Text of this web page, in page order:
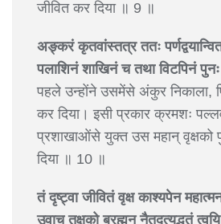
जीवित कर दिया ॥ 9 ॥
अङ्करं कृतवांस्तत्र ततः
पलाशिनं शाखिनं च तथा विटपिनं
पहले उन्होंने उसमेंसे अंकुर निकाला,
कर दिया। इसी प्रकार क्रमशः
प्रशाखाओंसे युक्त उस महान् वृक्षको
दिया ॥ 10 ॥
तं दृष्ट्वा जीवितं वृक्ष काश्यपेन
उवाच तक्षको ब्रह्मन् नैतदत्यद्भुतं